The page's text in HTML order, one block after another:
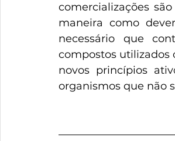
comercializações
maneira como
necessário que
compostos utilizados
novos princípios
organismos que não